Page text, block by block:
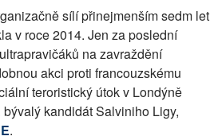
sílí přinejmenším sedm let
v roce 2014. Jen za poslední
na zavraždění
akci proti francouzskému
teroristický útok v Londýně
kandidát Salviniho Ligy,
.